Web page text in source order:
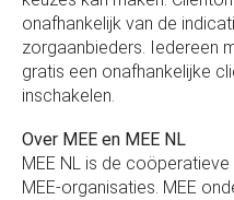
onafhankelijk van de
zorgaanbieders. Iedereen
gratis een onafhankelijke
inschakelen.
Over MEE en MEE NL
MEE NL is de
MEE-organisaties. MEE